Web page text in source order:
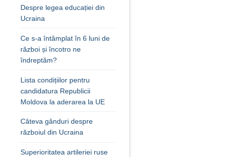
Despre legea educației din
Ucraina
Ce s-a întâmplat în 6 luni de
război și încotro ne
îndreptăm?
Lista condițiilor pentru
candidatura Republicii
Moldova la aderarea la UE
Câteva gânduri despre
războiul din Ucraina
Superioritatea artileriei ruse